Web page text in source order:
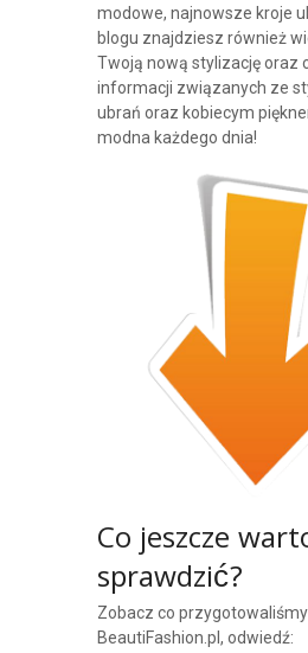
modowe, najnowsze kroje
blogu znajdziesz również
Twoją nową stylizację oraz
informacji związanych ze
ubrań oraz kobiecym
modna każdego dnia!
Co jeszcze
sprawdzić?
Zobacz co
BeautiFashion.pl, odwiedź: